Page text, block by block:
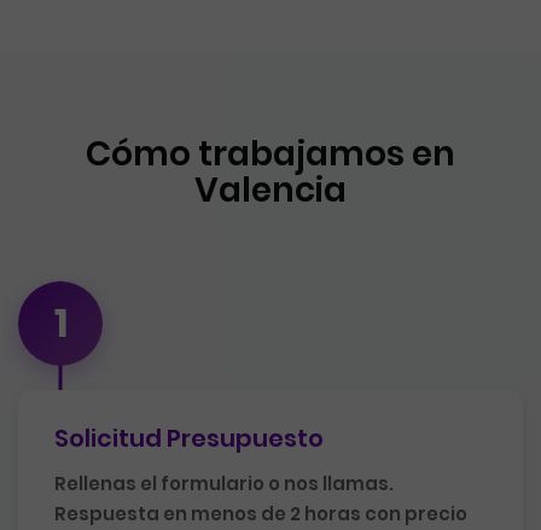
Cómo trabajamos en
Valencia
1
Solicitud Presupuesto
Rellenas el formulario o nos llamas.
Respuesta en menos de 2 horas con precio